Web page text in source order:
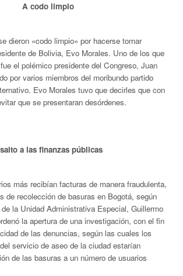
A codo limpio
dieron «codo limpio» por hacerse tomar
de Bolivia, Evo Morales. Uno de los que
el polémico presidente del Congreso, Juan
por varios miembros del moribundo partido
Evo Morales tuvo que decirles que con
que se presentaran desórdenes.
a las finanzas públicas
más recibían facturas de manera fraudulenta,
de recolección de basuras en Bogotá, según
la Unidad Administrativa Especial, Guillermo
la apertura de una investigación, con el fin
de las denuncias, según las cuales los
servicio de aseo de la ciudad estarían
de las basuras a un número de usuarios